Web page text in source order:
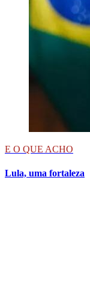
E O QUE ACHO
Lula, uma fortaleza